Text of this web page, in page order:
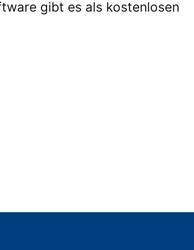
gibt es als kostenlosen